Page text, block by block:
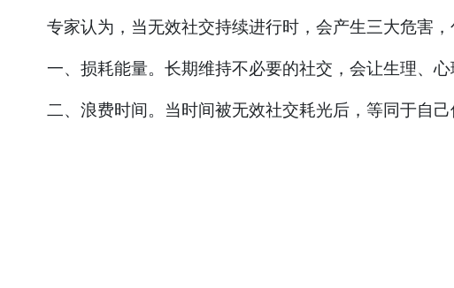
专家认为，当无效社交持续进行时，会产生三大危害，
一、损耗能量。长期维持不必要的社交，会让生理、心
二、浪费时间。当时间被无效社交耗光后，等同于自己